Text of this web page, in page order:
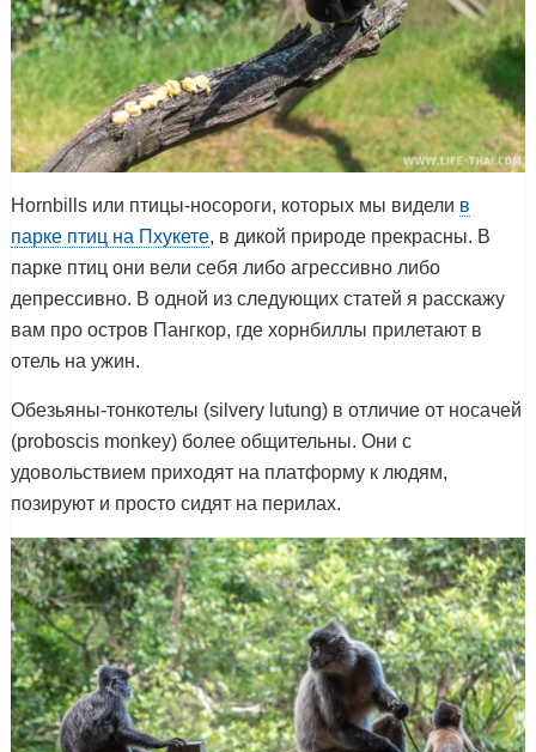
Hornbills или птицы-носороги, которых мы видели в
парке птиц на Пхукете, в дикой природе прекрасны. В
парке птиц они вели себя либо агрессивно либо
депрессивно. В одной из следующих статей я расскажу
вам про остров Пангкор, где хорнбиллы прилетают в
отель на ужин.
Обезьяны-тонкотелы (silvery lutung) в отличие от носачей
(proboscis monkey) более общительны. Они с
удовольствием приходят на платформу к людям,
позируют и просто сидят на перилах.